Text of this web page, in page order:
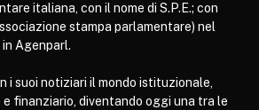
italiana, con il nome di S.P.E.; con
stampa parlamentare) nel
Agenparl.
i suoi notiziari il mondo istituzionale,
finanziario, diventando oggi una tra le